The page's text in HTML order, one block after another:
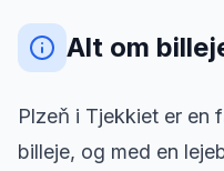
Alt om
Plzeň i Tjekkiet er en
billeje, og med en